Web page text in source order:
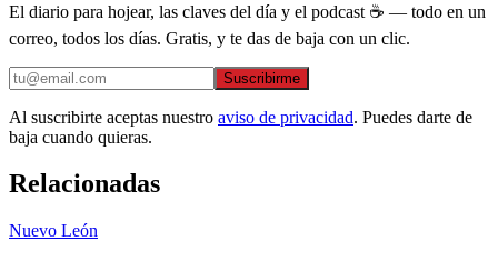
El diario para hojear, las claves del día y el podcast ☕ — todo en un
correo, todos los días. Gratis, y te das de baja con un clic.
Suscribirme
Al suscribirte aceptas nuestro aviso de privacidad. Puedes darte de
baja cuando quieras.
Relacionadas
Nuevo León